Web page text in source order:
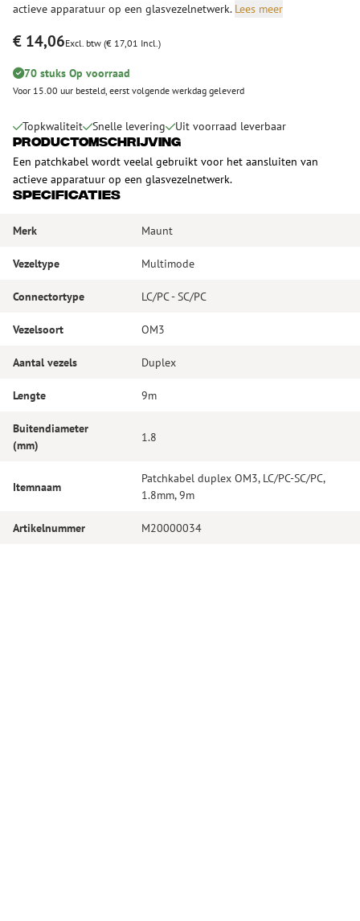
actieve apparatuur op een glasvezelnetwerk. Lees meer
€ 14,06Excl. btw (€ 17,01 Incl.)
70 stuks Op voorraad
Voor 15.00 uur besteld, eerst volgende werkdag geleverd
Topkwaliteit Snelle levering Uit voorraad leverbaar
Productomschrijving
Een patchkabel wordt veelal gebruikt voor het aansluiten van
actieve apparatuur op een glasvezelnetwerk.
Specificaties
Merk Maunt
Vezeltype Multimode
Connectortype LC/PC - SC/PC
Vezelsoort OM3
Aantal vezels Duplex
Lengte 9m
Buitendiameter
(mm)
1.8
Itemnaam
Patchkabel duplex OM3, LC/PC-SC/PC,
1.8mm, 9m
Artikelnummer M20000034